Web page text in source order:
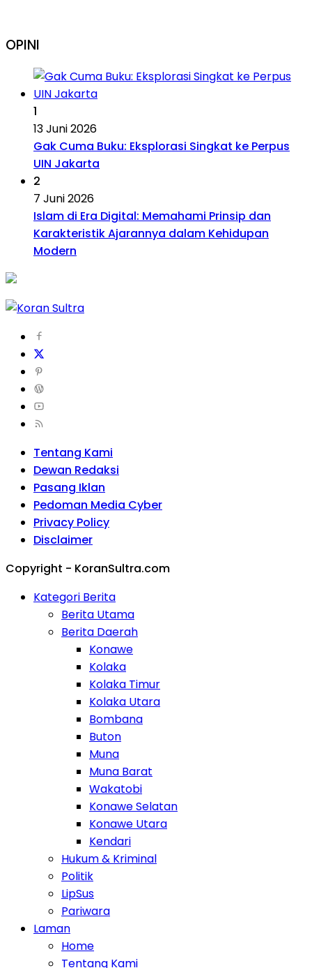
OPINI
1
13 Juni 2026
Gak Cuma Buku: Eksplorasi Singkat ke Perpus
UIN Jakarta
2
7 Juni 2026
Islam di Era Digital: Memahami Prinsip dan
Karakteristik Ajarannya dalam Kehidupan
Modern
Tentang Kami
Dewan Redaksi
Pasang Iklan
Pedoman Media Cyber
Privacy Policy
Disclaimer
Copyright - KoranSultra.com
Kategori Berita
Berita Utama
Berita Daerah
Konawe
Kolaka
Kolaka Timur
Kolaka Utara
Bombana
Buton
Muna
Muna Barat
Wakatobi
Konawe Selatan
Konawe Utara
Kendari
Hukum & Kriminal
Politik
LipSus
Pariwara
Laman
Home
Tentang Kami